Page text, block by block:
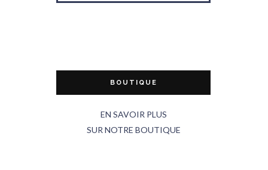
BOUTIQUE
EN SAVOIR PLUS
SUR NOTRE BOUTIQUE